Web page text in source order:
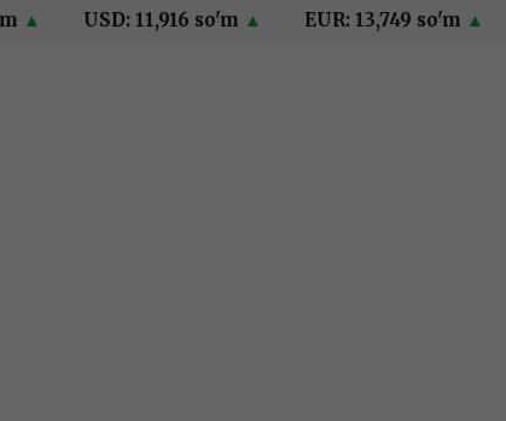
USD: 11,916 so'm▲ EUR: 13,749 so'm▲